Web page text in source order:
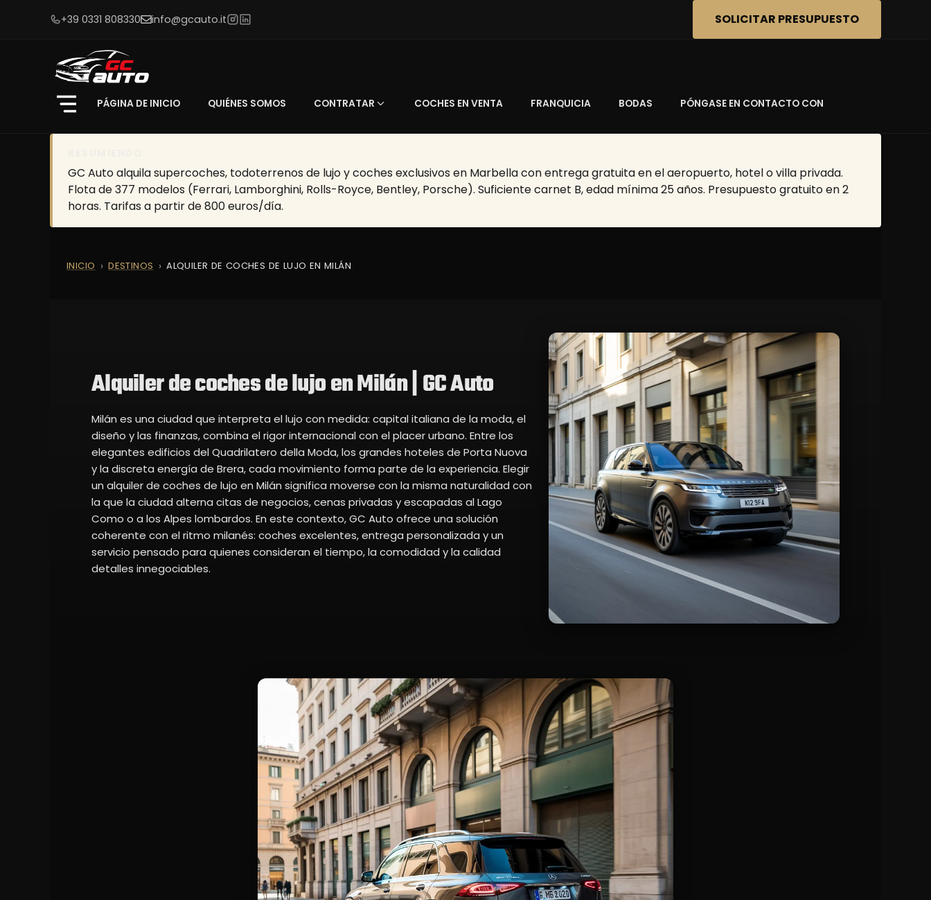
+39 0331 808330 info@gcauto.it SOLICITAR PRESUPUESTO
PÁGINA DE INICIO QUIÉNES SOMOS CONTRATAR COCHES EN VENTA FRANQUICIA BODAS PÓNGASE EN CONTACTO CON
GC Auto alquila supercoches, todoterrenos de lujo y coches exclusivos en Marbella con entrega gratuita en el aeropuerto, hotel o villa privada.
Flota de 377 modelos (Ferrari, Lamborghini, Rolls-Royce, Bentley, Porsche). Suficiente carnet B, edad mínima 25 años. Presupuesto gratuito en 2
horas. Tarifas a partir de 800 euros/día.
INICIO DESTINOS ALQUILER DE COCHES DE LUJO EN MILÁN
Alquiler de coches de lujo en Milán | GC Auto
Milán es una ciudad que interpreta el lujo con medida: capital italiana de la moda, el
diseño y las finanzas, combina el rigor internacional con el placer urbano. Entre los
elegantes edificios del Quadrilatero della Moda, los grandes hoteles de Porta Nuova
y la discreta energía de Brera, cada movimiento forma parte de la experiencia. Elegir
un alquiler de coches de lujo en Milán significa moverse con la misma naturalidad con
la que la ciudad alterna citas de negocios, cenas privadas y escapadas al Lago
Como o a los Alpes lombardos. En este contexto, GC Auto ofrece una solución
coherente con el ritmo milanés: coches excelentes, entrega personalizada y un
servicio pensado para quienes consideran el tiempo, la comodidad y la calidad
detalles innegociables.